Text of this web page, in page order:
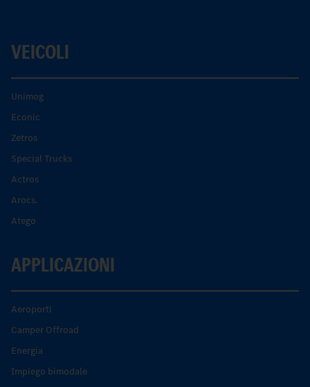
VEICOLI
Unimog
Econic
Zetros
Special Trucks
Actros
Arocs.
Atego
APPLICAZIONI
Aeroporti
Camper Offroad
Energia
Impiego bimodale